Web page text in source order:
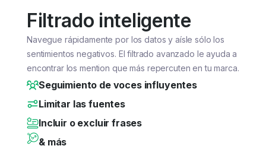
Filtrado inteligente
Navegue rápidamente por los datos y aísle sólo los
sentimientos negativos. El filtrado avanzado le ayuda a
encontrar los mention que más repercuten en tu marca.
Seguimiento de voces influyentes
Limitar las fuentes
Incluir o excluir frases
& más